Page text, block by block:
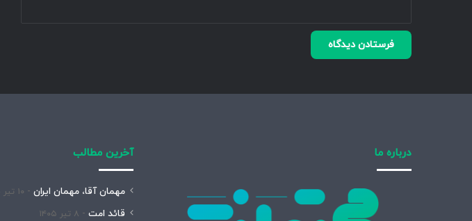
درباره ما آخرین مطالب
مهمان آقا، مهمان ایران ۱۰ تیر ۱۴۰۵
قائد امت ۸ تیر ۱۴۰۵